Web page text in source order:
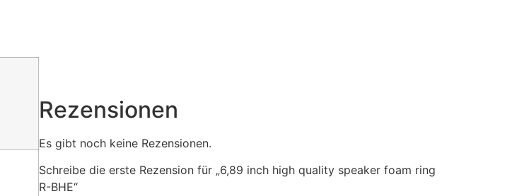
Rezensionen
Es gibt noch keine Rezensionen.
Schreibe die erste Rezension für „6,89 inch high quality speaker foam ring
R-BHE“